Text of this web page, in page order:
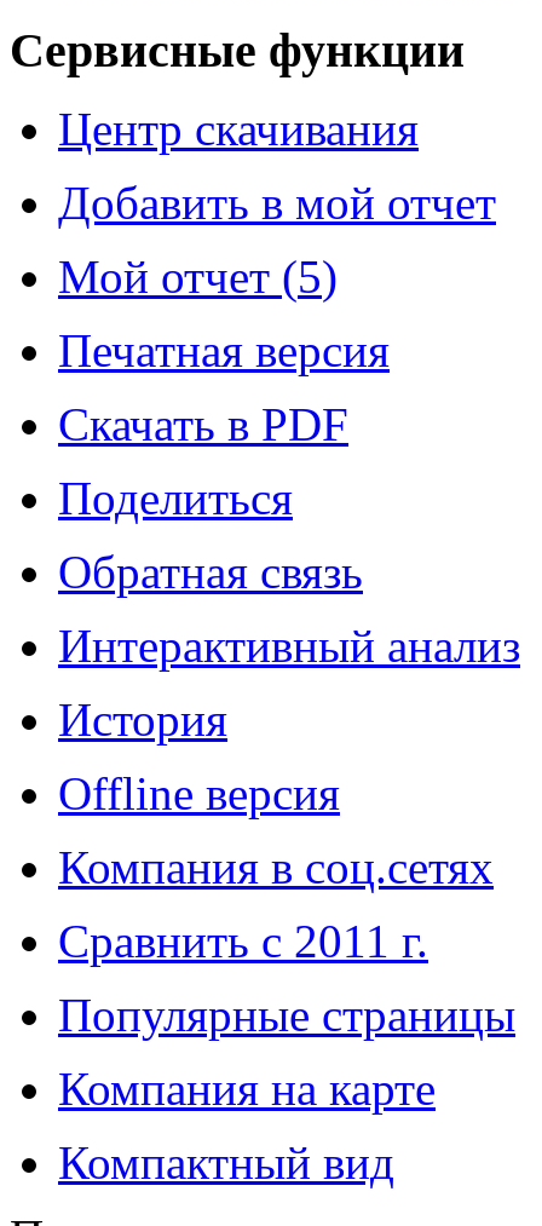
Сервисные функции
Центр скачивания
Добавить в мой отчет
Мой отчет (5)
Печатная версия
Скачать в PDF
Поделиться
Обратная связь
Интерактивный анализ
История
Offline версия
Компания в соц.сетях
Сравнить с 2011 г.
Популярные страницы
Компания на карте
Компактный вид